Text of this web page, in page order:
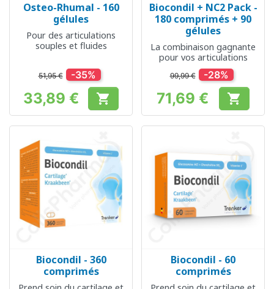
Osteo-Rhumal - 160
gélules
Pour des articulations
souples et fluides
51,95 € -35%
Prix
33,89 € 
Biocondil + NC2 Pack -
180 comprimés + 90
gélules
La combinaison gagnante
pour vos articulations
99,99 € -28%
Prix
71,69 € 
Biocondil - 360
comprimés
Biocondil - 60
comprimés